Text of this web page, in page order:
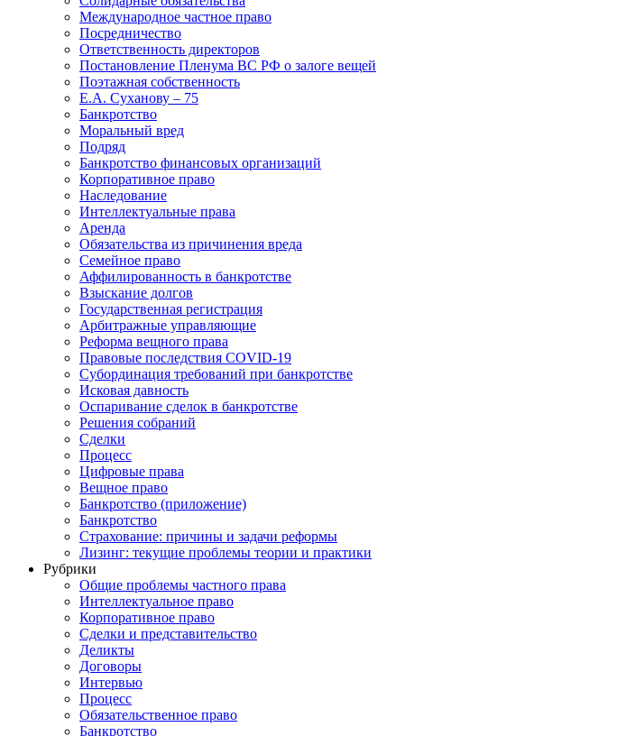
Международное частное право
Посредничество
Ответственность директоров
Постановление Пленума ВС РФ о залоге вещей
Поэтажная собственность
Е.А. Суханову – 75
Банкротство
Моральный вред
Подряд
Банкротство финансовых организаций
Корпоративное право
Наследование
Интеллектуальные права
Аренда
Обязательства из причинения вреда
Семейное право
Аффилированность в банкротстве
Взыскание долгов
Государственная регистрация
Арбитражные управляющие
Реформа вещного права
Правовые последствия COVID-19
Субординация требований при банкротстве
Исковая давность
Оспаривание сделок в банкротстве
Решения собраний
Сделки
Процесс
Цифровые права
Вещное право
Банкротство (приложение)
Банкротство
Страхование: причины и задачи реформы
Лизинг: текущие проблемы теории и практики
Рубрики
Общие проблемы частного права
Интеллектуальное право
Корпоративное право
Сделки и представительство
Деликты
Договоры
Интервью
Процесс
Обязательственное право
Банкротство